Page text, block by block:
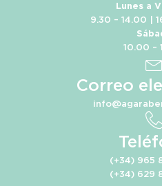
Lunes a
9.30 – 14.00 |
10.00 –
Correo
(+34) 965
(+34) 629